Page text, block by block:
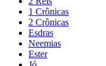
1 Crônicas
2 Crônicas
Esdras
Neemias
Ester